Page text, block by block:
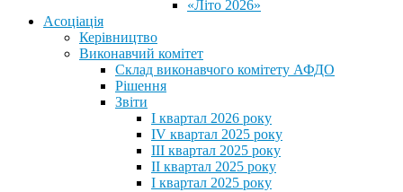
«Літо 2026»
Асоціація
Керівництво
Виконавчий комітет
Склад виконавчого комітету АФДО
Рішення
Звіти
I квартал 2026 року
IV квартал 2025 року
III квартал 2025 року
II квартал 2025 року
I квартал 2025 року